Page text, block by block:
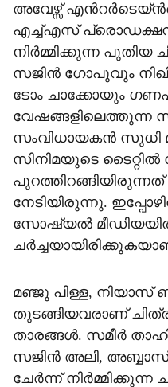
അവേഴ്സ്
എച്ച്എസ്
നിർമ്മിക്കുന്ന
സജിൻ ഗോപുവും
ടോം ചാക്കോയും
വേഷങ്ങളിലെത്തുന്ന
സംവിധായകൻ
സിനിമയുടെ ടൈറ്റിൽ
നേടിയിരുന്നു.
സോഷ്യൽ
മഞ്ജു പിള്ള, നിയാസ്
തുടങ്ങിയവരാണ്
താരങ്ങള്‍. സമീർ
സജിൻ അലി, അബ്ബാസ്
ചേർന്ന്